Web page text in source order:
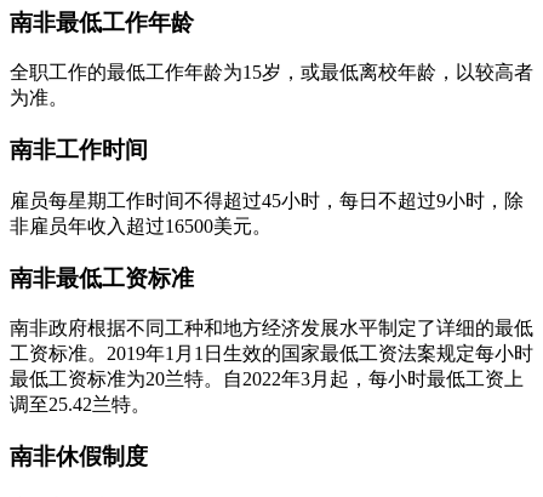
南非最低工作年龄
全职工作的最低工作年龄为15岁，或最低离校年龄，以较高者
为准。
南非工作时间
雇员每星期工作时间不得超过45小时，每日不超过9小时，除
非雇员年收入超过16500美元。
南非最低工资标准
南非政府根据不同工种和地方经济发展水平制定了详细的最低
工资标准。2019年1月1日生效的国家最低工资法案规定每小时
最低工资标准为20兰特。自2022年3月起，每小时最低工资上
调至25.42兰特。
南非休假制度